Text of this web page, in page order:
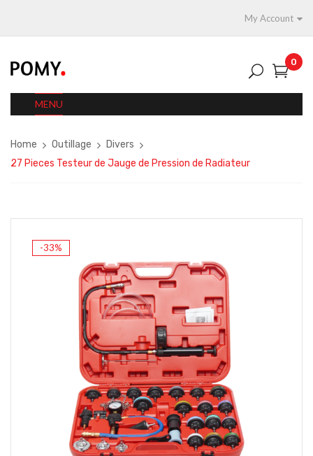
My Account
0
MENU
Home Outillage
Divers
27 Pieces Testeur de Jauge de Pression de Radiateur
-33%